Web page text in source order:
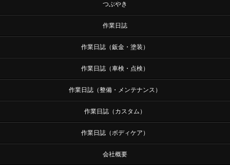
つぶやき
作業日誌
作業日誌（鈑金・塗装）
作業日誌（車検・点検）
作業日誌（整備・メンテナンス）
作業日誌（カスタム）
作業日誌（ボディケア）
会社概要